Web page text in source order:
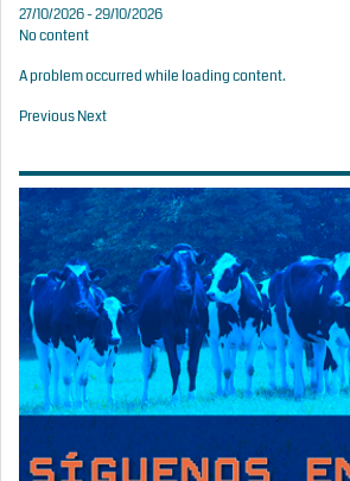
27/10/2026 - 29/10/2026
No content
A problem occurred while loading content.
PreviousNext